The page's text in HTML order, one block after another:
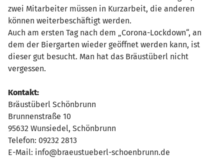
zwei Mitarbeiter müssen in Kurzarbeit, die anderen
können weiterbeschäftigt werden.
Auch am ersten Tag nach dem „Corona-Lockdown“, an
dem der Biergarten wieder geöffnet werden kann, ist
dieser gut besucht. Man hat das Bräustüberl nicht
vergessen.
Kontakt:
Bräustüberl Schönbrunn
Brunnenstraße 10
95632 Wunsiedel, Schönbrunn
Telefon: 09232 2813
E-Mail: info@braeustueberl-schoenbrunn.de